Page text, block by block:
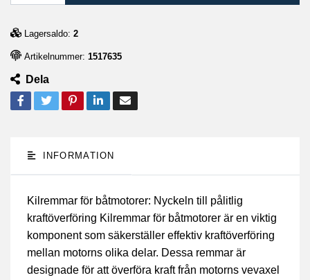
Lagersaldo: 2
Artikelnummer: 1517635
Dela
INFORMATION
Kilremmar för båtmotorer: Nyckeln till pålitlig
kraftöverföring Kilremmar för båtmotorer är en viktig
komponent som säkerställer effektiv kraftöverföring
mellan motorns olika delar. Dessa remmar är
designade för att överföra kraft från motorns vevaxel